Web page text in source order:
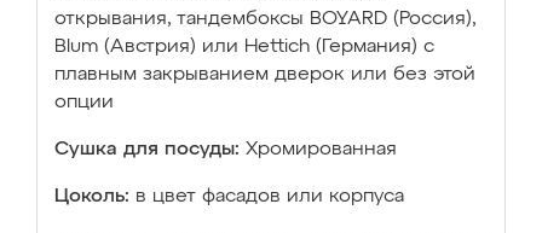
открывания, тандембоксы BOYARD (Россия),
Blum (Австрия) или Hettich (Германия) с
плавным закрыванием дверок или без этой
опции
Сушка для посуды: Хромированная
Цоколь: в цвет фасадов или корпуса